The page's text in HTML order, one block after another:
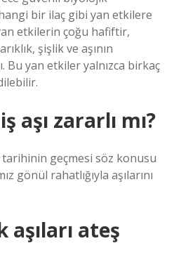
bir ilaç gibi yan etkilere
etkilerin çoğu hafiftir,
şişlik ve aşının
Bu yan etkiler yalnızca birkaç
aşı zararlı mı?
tarihinin geçmesi söz konusu
gönül rahatlığıyla aşılarını
aşıları ateş